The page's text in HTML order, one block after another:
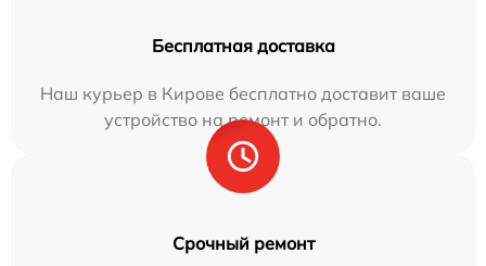
Бесплатная доставка
Наш курьер в Кирове бесплатно доставит ваше
устройство на ремонт и обратно.
Срочный ремонт